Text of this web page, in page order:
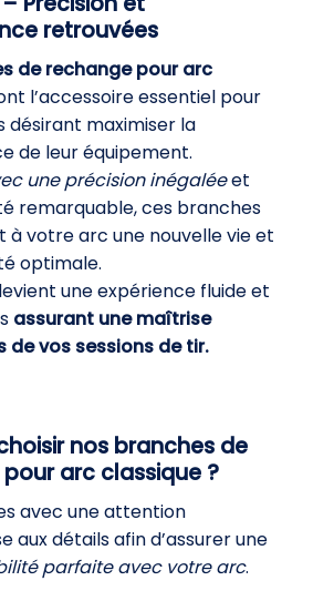
retrouvées
de rechange pour arc
l’accessoire essentiel pour
désirant maximiser la
de leur équipement.
une précision inégaléeet
remarquable, ces branches
votre arc une nouvelle vie et
optimale.
une expérience fluide et
assurant une maîtrise
de vos sessions de tir.
nos branches de
arc classique ?
avec une attention
aux détails afin d’assurer une
parfaite avec votre arc.